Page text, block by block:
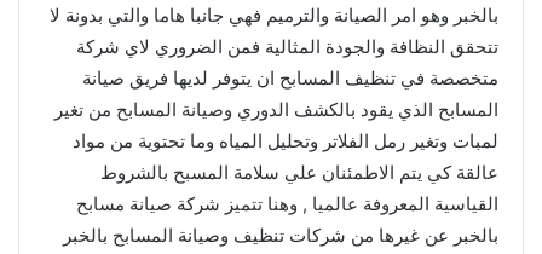
بالخبر وهو امر الصيانة والترميم فهي جانبا هاما والتي بدونة لا
تتحقق النظافة والجودة المثالية فمن الضروري لاي شركة
متخصصة في تنظيف المسابح ان يتوفر لديها فريق صيانة
المسابح الذي يقود بالكشف الدوري وصيانة المسابح من تغير
لمبات وتغير رمل الفلاتر وتحليل المياه وما تحتوية من مواد
عالقة كي يتم الاطمئنان علي سلامة المسبح بالشروط
القياسية المعروفة عالميا , وهنا تتميز شركة صيانة مسابح
بالخبر عن غيرها من شركات تنظيف وصيانة المسابح بالخبر